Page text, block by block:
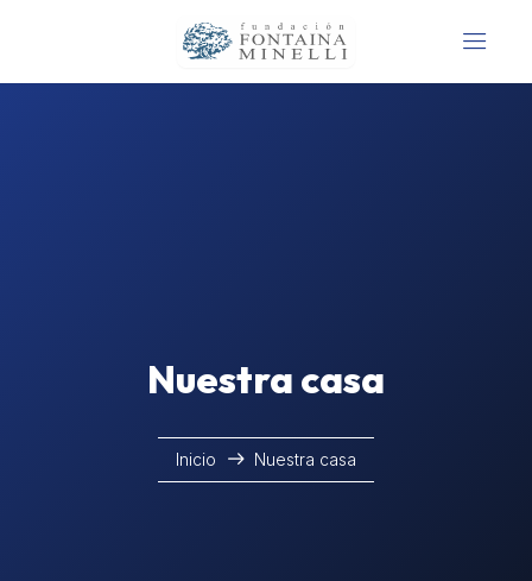
Nuestra casa
Inicio Nuestra casa